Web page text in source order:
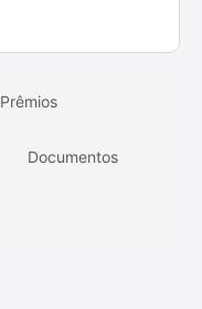
Prêmios
Documentos